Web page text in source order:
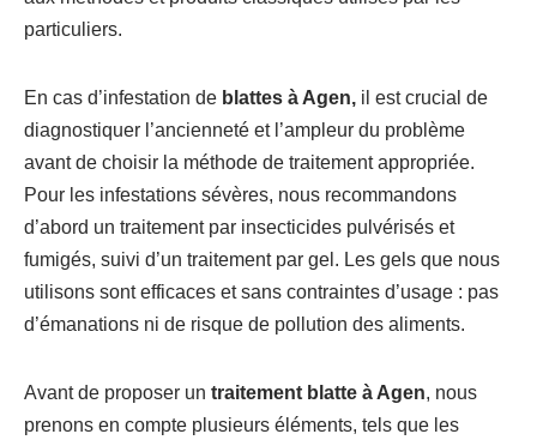
particuliers.
En cas d’infestation de blattes à Agen, il est crucial de
diagnostiquer l’ancienneté et l’ampleur du problème
avant de choisir la méthode de traitement appropriée.
Pour les infestations sévères, nous recommandons
d’abord un traitement par insecticides pulvérisés et
fumigés, suivi d’un traitement par gel. Les gels que nous
utilisons sont efficaces et sans contraintes d’usage : pas
d’émanations ni de risque de pollution des aliments.
Avant de proposer un traitement blatte à Agen, nous
prenons en compte plusieurs éléments, tels que les